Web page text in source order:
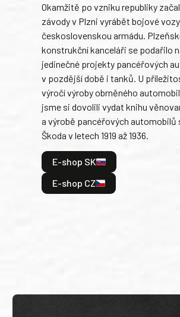
Okamžitě po vzniku republiky
závody v Plzni vyrábět bojové
československou armádu.
konstrukční kanceláři se podařilo
jedinečné projekty pancéřových
v pozdější době i tanků. U
výročí výroby obrněného
jsme si dovolili vydat knihu
a výrobě pancéřových automobilů
Škoda v letech 1919 až 1936.
E-shop SK
E-shop CZ